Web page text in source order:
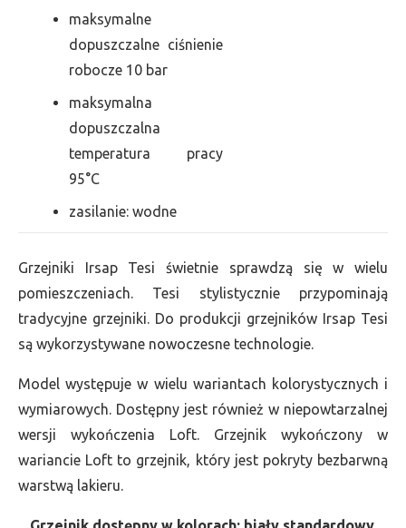
maksymalne
dopuszczalne ciśnienie
robocze 10 bar
maksymalna
dopuszczalna
temperatura pracy
95°C
zasilanie: wodne
Grzejniki Irsap Tesi świetnie sprawdzą się w wielu
pomieszczeniach. Tesi stylistycznie przypominają
tradycyjne grzejniki. Do produkcji grzejników Irsap Tesi
są wykorzystywane nowoczesne technologie.
Model występuje w wielu wariantach kolorystycznych i
wymiarowych. Dostępny jest również w niepowtarzalnej
wersji wykończenia Loft. Grzejnik wykończony w
wariancie Loft to grzejnik, który jest pokryty bezbarwną
warstwą lakieru.